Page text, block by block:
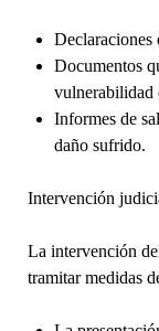
Declaraciones
Documentos
vulnerabilidad
Informes de
daño sufrido.
Intervención
La intervención
tramitar medidas